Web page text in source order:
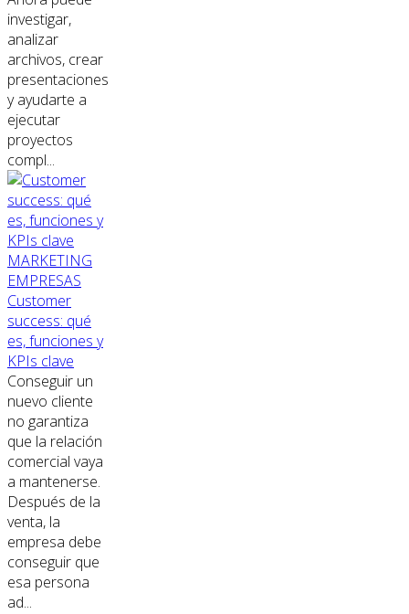
investigar,
analizar
archivos, crear
presentaciones
y ayudarte a
ejecutar
proyectos
compl...
MARKETING
EMPRESAS
Customer
success: qué
es, funciones y
KPIs clave
Conseguir un
nuevo cliente
no garantiza
que la relación
comercial vaya
a mantenerse.
Después de la
venta, la
empresa debe
conseguir que
esa persona
ad...